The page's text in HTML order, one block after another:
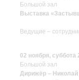
Большой зал
Выставка
Ведущие –
02 ноября, суббота
Большой зал
Дирижёр –